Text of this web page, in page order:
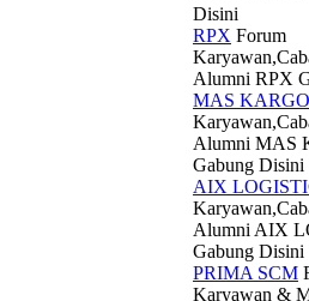
Disini
RPX Forum
Alumni RPX
MAS KARGO
Alumni MAS
Gabung Disini
AIX
Alumni AIX
Gabung Disini
PRIMA SCM
Karyawan &